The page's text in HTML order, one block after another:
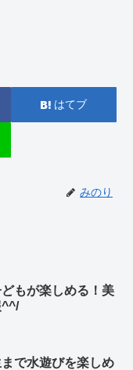
はてブ
みのり
もが楽しめる！美
^^/
で水遊びを楽しめ